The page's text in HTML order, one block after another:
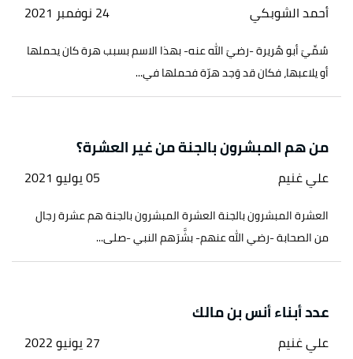
أحمد الشوبكي 24 نوفمبر 2021
سُمِّيَ أبو هُريرة -رضيَ الله عنه- بهذا الاسم بسبب هرة كان يحملها
أو يلاعبها، فكان قد وَجد هرّة فحملها في...
من هم المبشرون بالجنة من غير العشرة؟
علي غنيم 05 يوليو 2021
العشرة المبشرون بالجنة العشرة المبشرون بالجنة هم عشرة رجال
من الصحابة -رضي الله عنهم- بشَّرَهم النبي -صلى...
عدد أبناء أنس بن مالك
علي غنيم 27 يونيو 2022